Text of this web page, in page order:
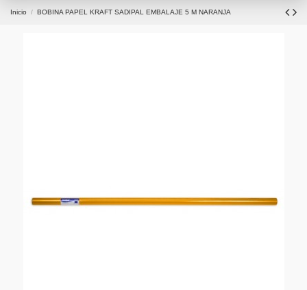
Inicio BOBINA PAPEL KRAFT SADIPAL EMBALAJE 5 M NARANJA